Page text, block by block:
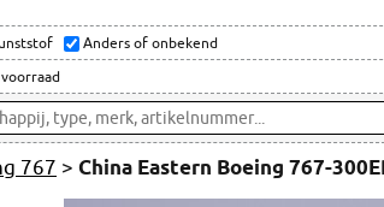
Anders of onbekend
767 > China Eastern Boeing 767-